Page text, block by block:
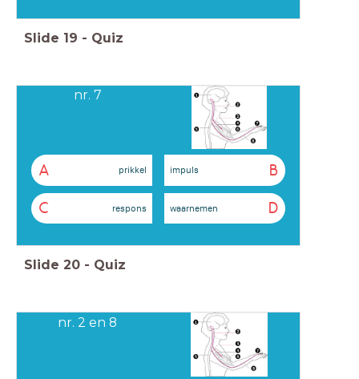
Slide 19 - Quiz
nr. 7
A prikkel B
impuls
C respons D
waarnemen
Slide 20 - Quiz
nr. 2 en 8